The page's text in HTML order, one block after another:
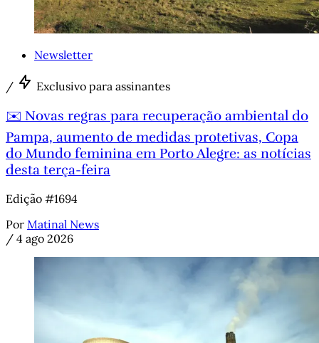
Newsletter
/ Exclusivo para assinantes
✉️ Novas regras para recuperação ambiental do
Pampa, aumento de medidas protetivas, Copa
do Mundo feminina em Porto Alegre: as notícias
desta terça-feira
Edição #1694
Por Matinal News
/ 4 ago 2026